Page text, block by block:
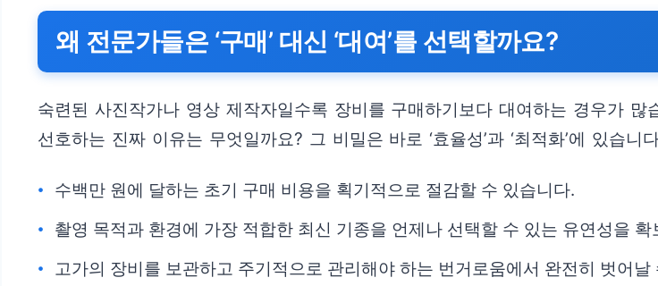
왜 전문가들은 ‘구매’ 대신 ‘대여’를 선택할까요?
숙련된 사진작가나 영상 제작자일수록 장비를 구매하기보다 대여하는 경우가
선호하는 진짜 이유는 무엇일까요? 그 비밀은 바로 ‘효율성’과 ‘최적화’에 있습니
수백만 원에 달하는 초기 구매 비용을 획기적으로 절감할 수 있습니다.
촬영 목적과 환경에 가장 적합한 최신 기종을 언제나 선택할 수 있는 유연성을 확
고가의 장비를 보관하고 주기적으로 관리해야 하는 번거로움에서 완전히 벗어날